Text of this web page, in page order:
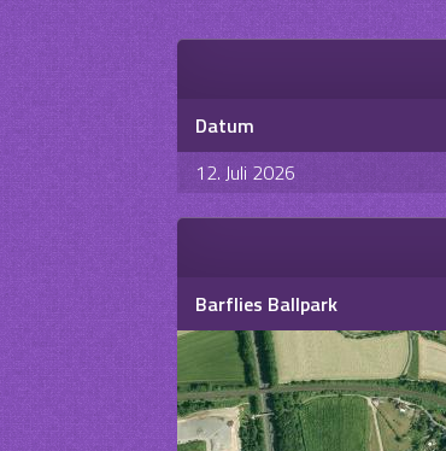
Datum
12. Juli 2026
Barflies Ballpark